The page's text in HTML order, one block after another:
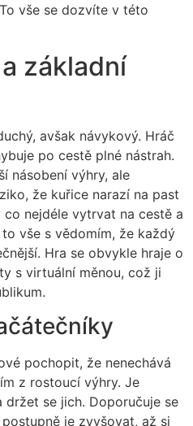
vše se dozvíte v této
základní
avšak návykový. Hráč
po cestě plné nástrah.
násobení výhry, ale
že kuřice narazí na past
nejdéle vytrvat na cestě a
vše s vědomím, že každý
Hra se obvykle hraje o
s virtuální měnou, což ji
pochopit, že nenechává
z rostoucí výhry. Je
se jich. Doporučuje se
je zvyšovat, až si